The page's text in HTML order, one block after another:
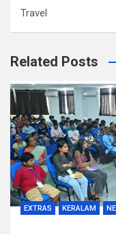
Travel
Related Posts
EXTRAS KERALAM